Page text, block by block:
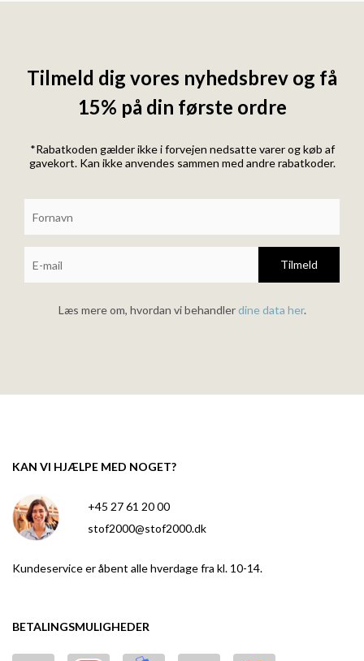
Tilmeld dig vores nyhedsbrev og få
15% på din første ordre
*Rabatkoden gælder ikke i forvejen nedsatte varer og køb af
gavekort. Kan ikke anvendes sammen med andre rabatkoder.
Tilmeld
Læs mere om, hvordan vi behandlerdine data her.
KAN VI HJÆLPE MED NOGET?
+45 27 61 20 00
stof2000@stof2000.dk
Kundeservice er åbent alle hverdage fra kl. 10-14.
BETALINGSMULIGHEDER